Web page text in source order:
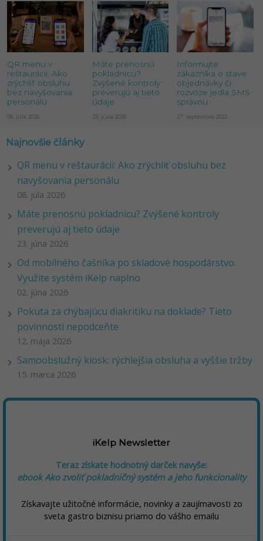
QR menu v
reštaurácii: Ako
zrýchliť obsluhu
bez navyšovania
personálu
08. júla 2026
Máte prenosnú
pokladnicu?
Zvýšené kontroly
preverujú aj tieto
údaje
23. júna 2026
Informujte
zákazníka o stave
objednávky či
rozvoze jedla SMS
správou
27. septembra 2022
Najnovšie články
QR menu v reštaurácii: Ako zrýchliť obsluhu bez
navyšovania personálu
08. júla 2026
Máte prenosnú pokladnicu? Zvýšené kontroly
preverujú aj tieto údaje
23. júna 2026
Od mobilného čašníka po skladové hospodárstvo.
Využite systém iKelp naplno
02. júna 2026
Pokuta za chýbajúcu diakritiku na doklade? Tieto
povinnosti nepodceňte
12. mája 2026
Samoobslužný kiosk: rýchlejšia obsluha a vyššie tržby
15. marca 2026
iKelp Newsletter
Teraz získate hodnotný darček navyše:
ebook Ako zvoliť pokladničný systém a jeho funkcionality
Získavajte užitočné informácie, novinky a zaujímavosti zo
sveta gastro biznisu priamo do vášho emailu